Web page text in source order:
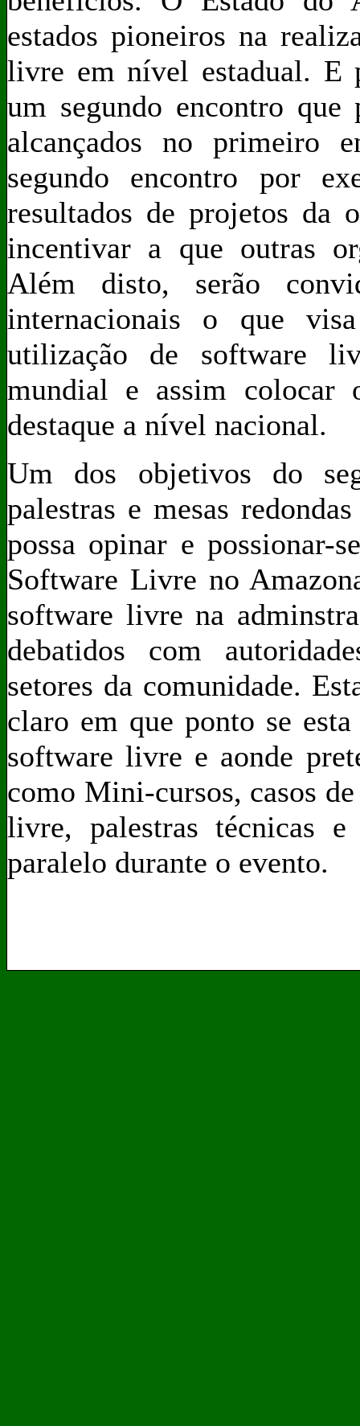
estados pioneiros na
livre em nível estadual. E
um segundo encontro
alcançados no primeiro
segundo encontro por
resultados de projetos da
incentivar a que outras
Além disto, serão
internacionais o que
utilização de software
mundial e assim colocar
destaque a nível nacional.
Um dos objetivos do
palestras e mesas
possa opinar e possionar-
Software Livre no
software livre na
debatidos com
setores da comunidade.
claro em que ponto se
software livre e aonde
como Mini-cursos, casos
livre, palestras técnicas
paralelo durante o evento.